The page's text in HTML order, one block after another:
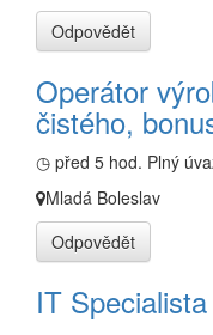
Odpovědět
Operátor
čistého,
◷ před 5 hod. Plný
Mladá Boleslav
Odpovědět
IT Specialista